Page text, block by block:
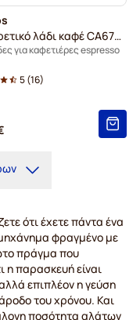
Αφαιρετικό λάδι καφέ CA6704/10
για καφετιέρες espresso
5(16)
ότι έχετε πάντα ένα
φραγμένο με
πράγμα που
η παρασκευή είναι
επιπλέον η γεύση
του χρόνου. Και
ποσότητα αλάτων